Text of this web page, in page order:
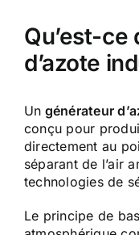
Qu’est-ce
d’azote
Un générateur
conçu pour
directement au
séparant de l’air
technologies de
Le principe de